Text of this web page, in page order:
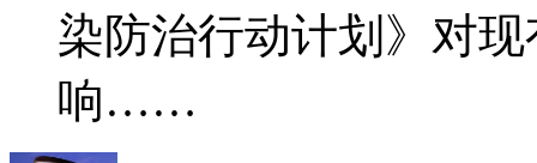
染防治行动计划》对
响……